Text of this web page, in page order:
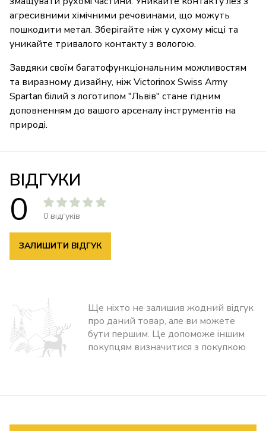
агресивними хімічними речовинами, що можуть
пошкодити метал. Зберігайте ніж у сухому місці та
уникайте тривалого контакту з вологою.
Завдяки своїм багатофункціональним можливостям
та виразному дизайну, ніж Victorinox Swiss Army
Spartan білий з логотипом "Львів" стане гідним
доповненням до вашого арсеналу інструментів на
природі.
ВІДГУКИ
0 0 відгуків
ЗАЛИШИТИ ВІДГУК
Ще ніхто не залишив жодний відгук
про даний товар, але ви можете
бути першим. Це допоможе іншим
покупцям визначитися з покупкою